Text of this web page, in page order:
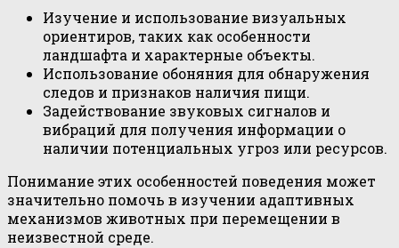
Изучение и использование визуальных
ориентиров, таких как особенности
ландшафта и характерные объекты.
Использование обоняния для обнаружения
следов и признаков наличия пищи.
Задействование звуковых сигналов и
вибраций для получения информации о
наличии потенциальных угроз или ресурсов.
Понимание этих особенностей поведения может
значительно помочь в изучении адаптивных
механизмов животных при перемещении в
неизвестной среде.